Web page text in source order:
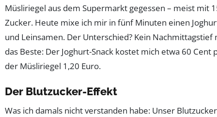
Müsliriegel aus dem Supermarkt gegessen – meist mit
Zucker. Heute mixe ich mir in fünf Minuten einen
und Leinsamen. Der Unterschied? Kein Nachmittagstief
das Beste: Der Joghurt-Snack kostet mich etwa 60 Cent
der Müsliriegel 1,20 Euro.
Der Blutzucker-Effekt
Was ich damals nicht verstanden habe: Unser